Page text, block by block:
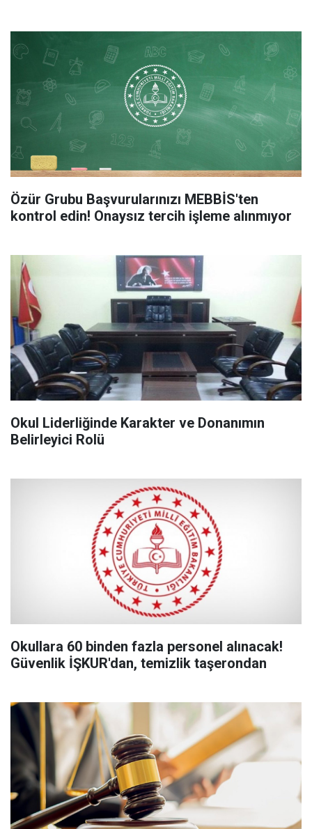
Özür Grubu Başvurularınızı MEBBİS'ten
kontrol edin! Onaysız tercih işleme alınmıyor
Okul Liderliğinde Karakter ve Donanımın
Belirleyici Rolü
Okullara 60 binden fazla personel alınacak!
Güvenlik İŞKUR'dan, temizlik taşerondan